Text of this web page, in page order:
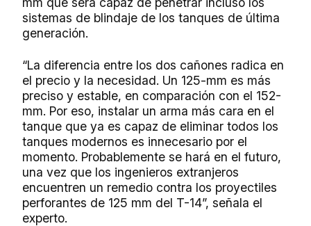
sistemas de blindaje de los tanques de última
generación.
“La diferencia entre los dos cañones radica en
el precio y la necesidad. Un 125-mm es más
preciso y estable, en comparación con el 152-
mm. Por eso, instalar un arma más cara en el
tanque que ya es capaz de eliminar todos los
tanques modernos es innecesario por el
momento. Probablemente se hará en el futuro,
una vez que los ingenieros extranjeros
encuentren un remedio contra los proyectiles
perforantes de 125 mm del T-14”, señala el
experto.